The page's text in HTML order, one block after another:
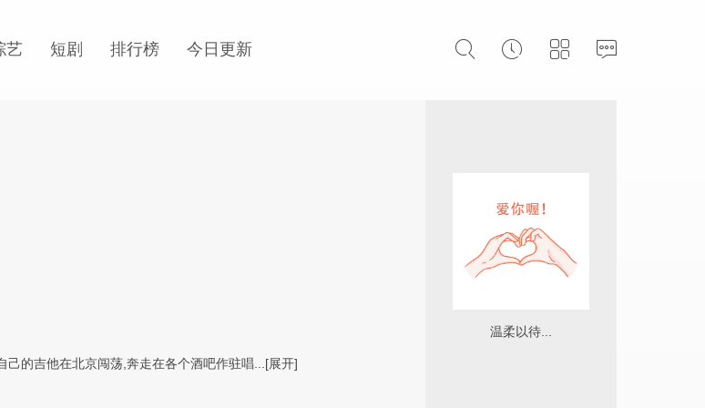
艺 短剧 排行榜 今日更新
的吉他在北京闯荡,奔走在各个酒吧作驻唱... [展开]
温柔以待...